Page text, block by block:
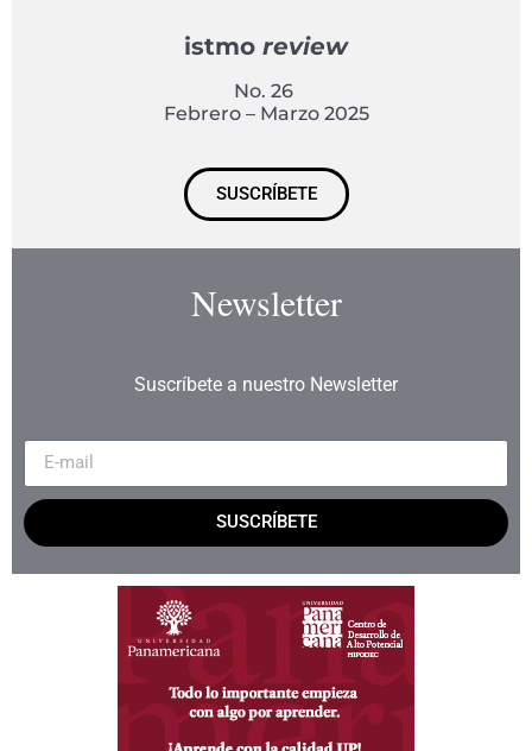
istmo review
No. 26
Febrero – Marzo 2025
SUSCRÍBETE
Newsletter
Suscríbete a nuestro Newsletter
SUSCRÍBETE